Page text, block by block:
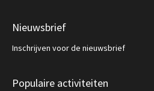
Nieuwsbrief
Inschrijven voor de nieuwsbrief
Populaire activiteiten